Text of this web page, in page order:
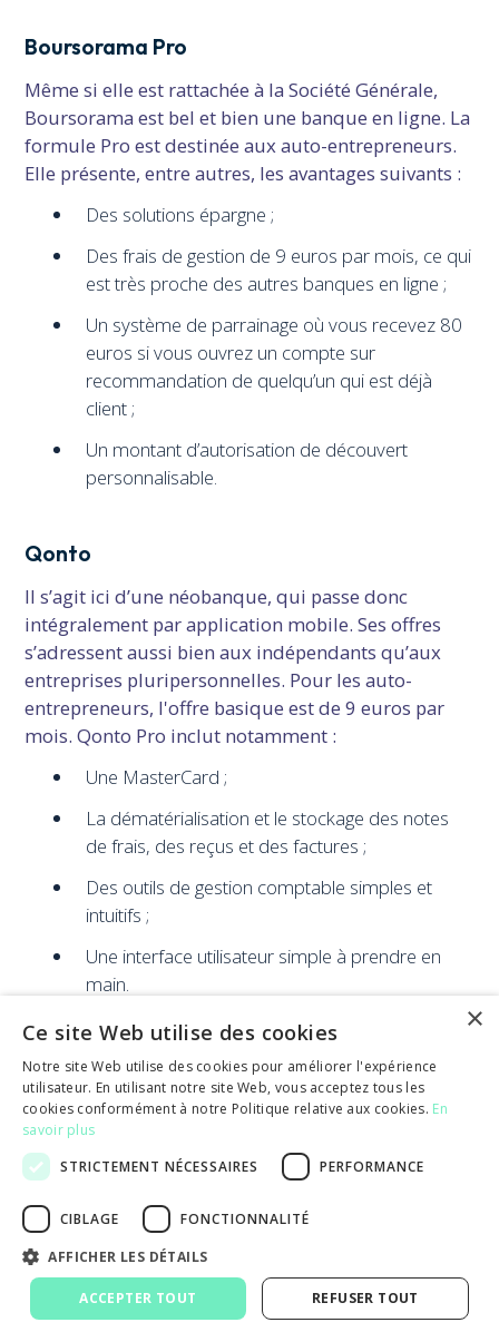
Boursorama Pro
Même si elle est rattachée à la Société Générale,
Boursorama est bel et bien une banque en ligne. La
formule Pro est destinée aux auto-entrepreneurs.
Elle présente, entre autres, les avantages suivants :
Des solutions épargne ;
Des frais de gestion de 9 euros par mois, ce qui
est très proche des autres banques en ligne ;
Un système de parrainage où vous recevez 80
euros si vous ouvrez un compte sur
recommandation de quelqu’un qui est déjà
client ;
Un montant d’autorisation de découvert
personnalisable.
Qonto
Il s’agit ici d’une néobanque, qui passe donc
intégralement par application mobile. Ses offres
s’adressent aussi bien aux indépendants qu’aux
entreprises pluripersonnelles. Pour les auto-
entrepreneurs, l'offre basique est de 9 euros par
mois. Qonto Pro inclut notamment :
Une MasterCard ;
La dématérialisation et le stockage des notes
de frais, des reçus et des factures ;
Des outils de gestion comptable simples et
intuitifs ;
Une interface utilisateur simple à prendre en
main.
Monabanq Pro
Avant réservée aux particuliers, cette banque en
ligne a depuis développé une offre pour les auto-
entrepreneurs. Le tarif évolue entre 9 et 18 euros
par mois selon le niveau de carte Visa et le plafond
d’autorisation de découvert souhaités.
De plus, Monabanq preste des services encore peu
répandus parmi les banques en ligne comme le
coaching personnalisé
(et inclus dans l’offre de
×
Ce site Web utilise des cookies
Notre site Web utilise des cookies pour améliorer l'expérience
utilisateur. En utilisant notre site Web, vous acceptez tous les
cookies conformément à notre Politique relative aux cookies. En
savoir plus
STRICTEMENT NÉCESSAIRES
PERFORMANCE
CIBLAGE FONCTIONNALITÉ
AFFICHER LES DÉTAILS
ACCEPTER TOUT REFUSER TOUT